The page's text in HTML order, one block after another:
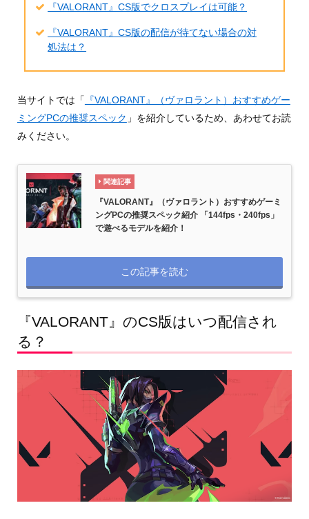
『VALORANT』CS版でクロスプレイは可能？
『VALORANT』CS版の配信が待てない場合の対
処法は？
当サイトでは「
『VALORANT』（ヴァロラント）おすすめゲー
ミングPCの推奨スペック 」を紹介しているため、あわせてお読
みください。
関連記事
『VALORANT』（ヴァロラント）おすすめゲーミ
ングPCの推奨スペック紹介 「144fps・240fps」
で遊べるモデルを紹介！
この記事を読む
『VALORANT』のCS版はいつ配信され
る？